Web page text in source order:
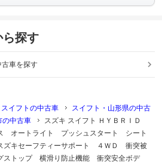
ら探す
古車を探す
スイフトの中古車
スイフト・山形県の中古
の中古車
スズキ スイフト ＨＹＢＲＩＤ
オートライト プッシュスタート シート
キセーフティーサポート ４ＷＤ 衝突被
ストップ 横滑り防止機能 衝突安全ボデ